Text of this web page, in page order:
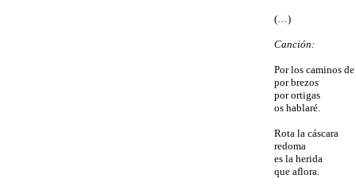
(…)
Canción:
Por los caminos
por brezos
por ortigas
os hablaré.
Rota la cáscara
redoma
es la herida
que aflora.